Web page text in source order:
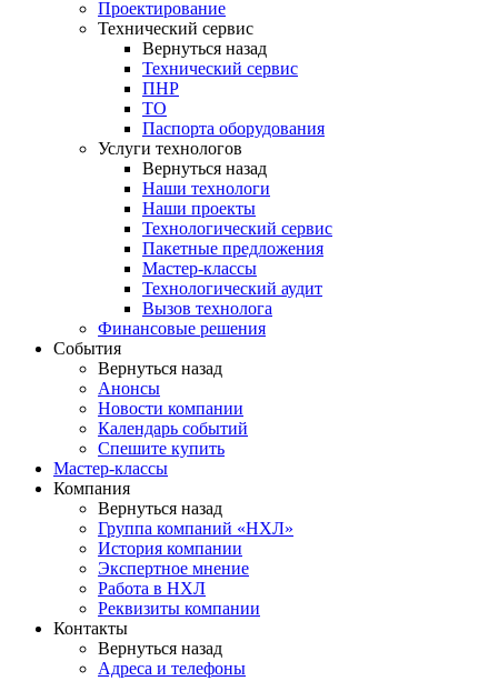
Проектирование
Технический сервис
Вернуться назад
Технический сервис
ПНР
ТО
Паспорта оборудования
Услуги технологов
Вернуться назад
Наши технологи
Наши проекты
Технологический сервис
Пакетные предложения
Мастер-классы
Технологический аудит
Вызов технолога
Финансовые решения
События
Вернуться назад
Анонсы
Новости компании
Календарь событий
Спешите купить
Мастер-классы
Компания
Вернуться назад
Группа компаний «НХЛ»
История компании
Экспертное мнение
Работа в НХЛ
Реквизиты компании
Контакты
Вернуться назад
Адреса и телефоны